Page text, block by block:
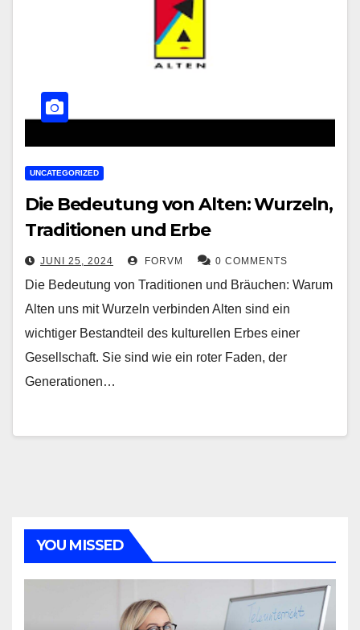
UNCATEGORIZED
Die Bedeutung von Alten: Wurzeln,
Traditionen und Erbe
JUNI 25, 2024 FORVM 0 COMMENTS
Die Bedeutung von Traditionen und Bräuchen: Warum
Alten uns mit Wurzeln verbinden Alten sind ein
wichtiger Bestandteil des kulturellen Erbes einer
Gesellschaft. Sie sind wie ein roter Faden, der
Generationen…
YOU MISSED